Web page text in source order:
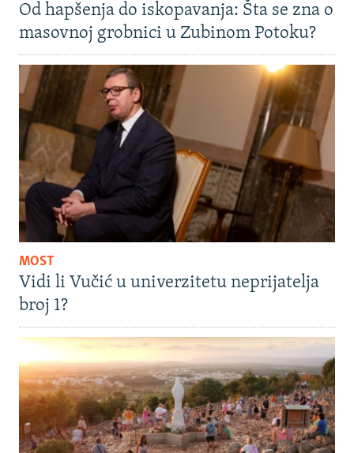
Od hapšenja do iskopavanja: Šta se zna o
masovnoj grobnici u Zubinom Potoku?
MOST
Vidi li Vučić u univerzitetu neprijatelja
broj 1?